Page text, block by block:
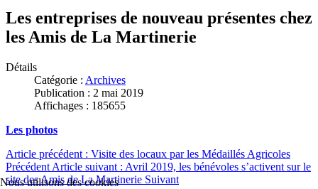
Les entreprises de nouveau présentes chez
les Amis de La Martinerie
Détails
Catégorie : Archives
Publication : 2 mai 2019
Affichages : 185655
Les photos
Article précédent : Visite des locaux par les Médaillés Agricoles
Précédent Article suivant : Avril 2019, les bénévoles s’activent sur le
site des Amis de La Martinerie Suivant
Nous utilisons des cookies